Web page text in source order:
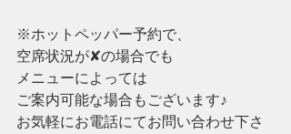
※ホットペッパー予約で、
空席状況が✘の場合でも
メニューによっては
ご案内可能な場合もございます♪
お気軽にお電話にてお問い合わせ下さ